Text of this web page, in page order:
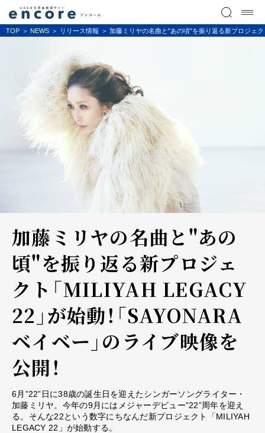
TOP NEWS リリース情報 加藤ミリヤの名曲と"あの頃"を振り返る新プロジェ
加藤ミリヤの名曲と"あの
頃"を振り返る新プロジェ
クト「MILIYAH LEGACY
22」が始動！「SAYONARA
ベイベー」のライブ映像を
公開！
6月”22”日に38歳の誕生日を迎えたシンガーソングライター・
加藤ミリヤ。今年の9月にはメジャーデビュー”22”周年を迎え
る。そんな22という数字にちなんだ新プロジェクト「MILIYAH
LEGACY 22」が始動する。